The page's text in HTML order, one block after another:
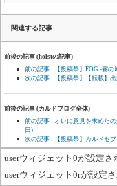
関連する記事
前後の記事 (holstの記事)
前の記事 : 【投稿祭】FOG -霧の
次の記事 : 【投稿祭】【転載】
前後の記事 (カルドブログ全体)
前の記事 : オレに意見を求めた
日)
次の記事 : 【投稿祭】カルドセ
userウィジェット0が設定さ
userウィジェット0rが設定